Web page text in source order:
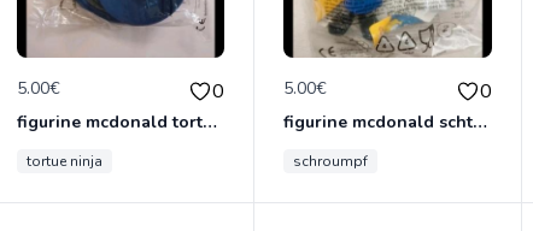
5.00€ 0
figurine mcdonald tortue ninja
tortue ninja
5.00€ 0
figurine mcdonald schtroumpf
schroumpf